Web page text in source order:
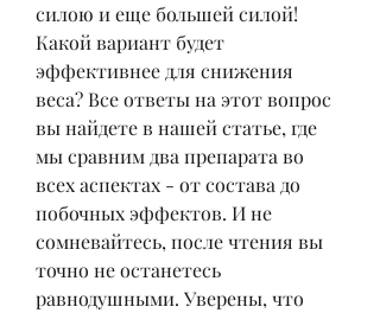
силою и еще большей силой!
Какой вариант будет
эффективнее для снижения
веса? Все ответы на этот вопрос
вы найдете в нашей статье, где
мы сравним два препарата во
всех аспектах - от состава до
побочных эффектов. И не
сомневайтесь, после чтения вы
точно не останетесь
равнодушными. Уверены, что